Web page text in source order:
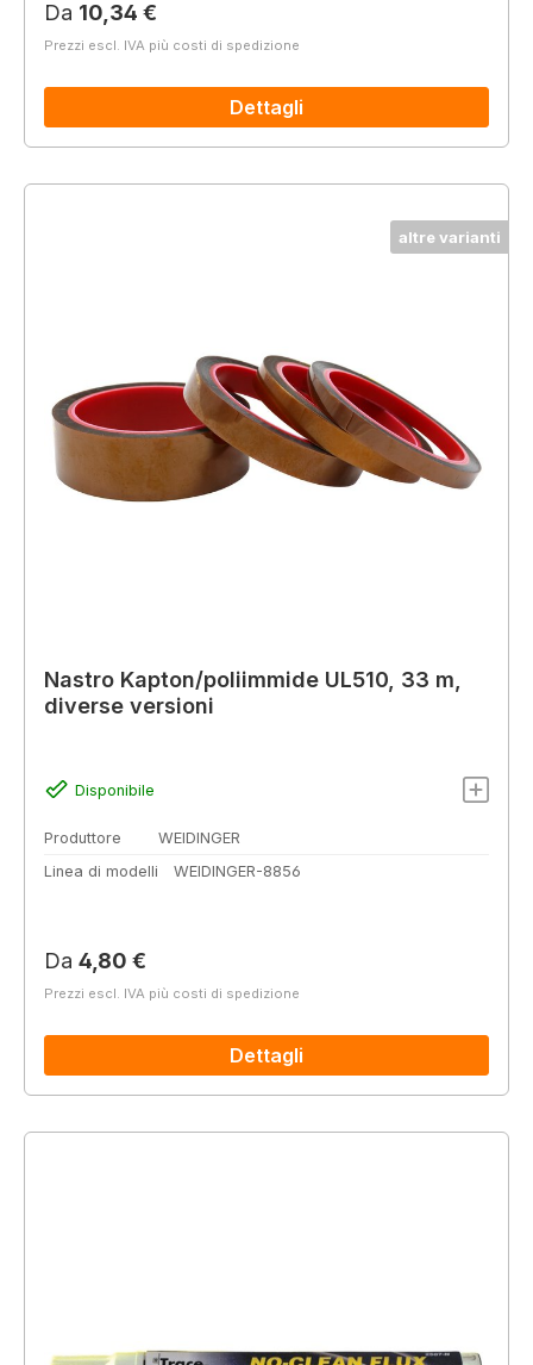
Prezzo normale:
Da 10,34 €
Prezzi escl. IVA più costi di spedizione
Dettagli
altre varianti
Nastro Kapton/poliimmide UL510, 33 m,
diverse versioni
Disponibile
Produttore
WEIDINGER
Linea di modelli
WEIDINGER-8856
Prezzo normale:
Da 4,80 €
Prezzi escl. IVA più costi di spedizione
Dettagli